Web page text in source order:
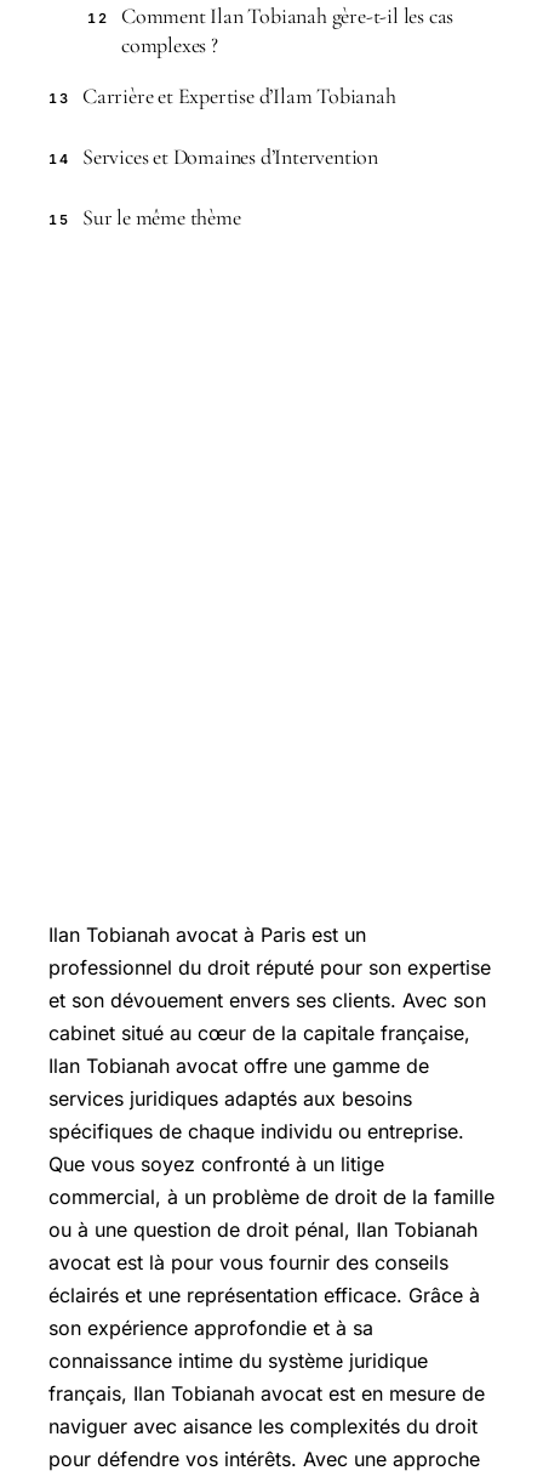
12
Comment Ilan Tobianah gère-t-il les cas
complexes ?
13 Carrière et Expertise d’Ilam Tobianah
14 Services et Domaines d’Intervention
15 Sur le même thème
Ilan Tobianah avocat à Paris est un
professionnel du droit réputé pour son expertise
et son dévouement envers ses clients. Avec son
cabinet situé au cœur de la capitale française,
Ilan Tobianah avocat offre une gamme de
services juridiques adaptés aux besoins
spécifiques de chaque individu ou entreprise.
Que vous soyez confronté à un litige
commercial, à un problème de droit de la famille
ou à une question de droit pénal, Ilan Tobianah
avocat est là pour vous fournir des conseils
éclairés et une représentation efficace. Grâce à
son expérience approfondie et à sa
connaissance intime du système juridique
français, Ilan Tobianah avocat est en mesure de
naviguer avec aisance les complexités du droit
pour défendre vos intérêts. Avec une approche